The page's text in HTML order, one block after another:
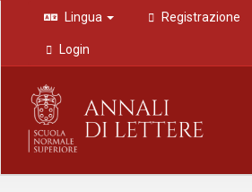
Navigazione
principale
Contenuto
principale
Barra
laterale
Lingua Registrazione
Login